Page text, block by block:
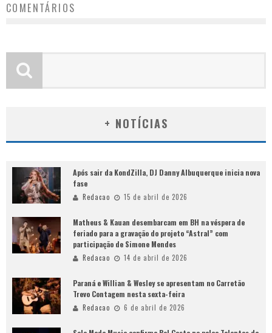
COMENTÁRIOS
+ NOTÍCIAS
Após sair da KondZilla, DJ Danny Albuquerque inicia nova
fase
Redacao 15 de abril de 2026
Matheus & Kauan desembarcam em BH na véspera de
feriado para a gravação do projeto “Astral” com
participação de Simone Mendes
Redacao 14 de abril de 2026
Paraná e Willian & Wesley se apresentam no Carretão
Trevo Contagem nesta sexta-feira
Redacao 6 de abril de 2026